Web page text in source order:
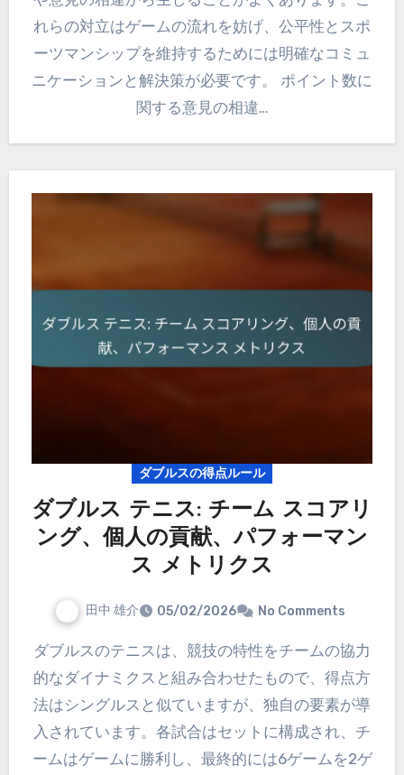
れらの対立はゲームの流れを妨げ、公平性とスポ
ーツマンシップを維持するためには明確なコミュ
ニケーションと解決策が必要です。 ポイント数に
関する意見の相違…
ダブルスの得点ルール
ダブルス テニス: チーム スコアリ
ング、個人の貢献、パフォーマン
ス メトリクス
田中 雄介 05/02/2026 No Comments
ダブルスのテニスは、競技の特性をチームの協力
的なダイナミクスと組み合わせたもので、得点方
法はシングルスと似ていますが、独自の要素が導
入されています。各試合はセットに構成され、チ
ームはゲームに勝利し、最終的には6ゲームを2ゲ